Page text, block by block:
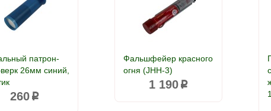
патрон-
26мм синий,
260p
Фальшфейер красного
огня (JHH-3)
1 190p